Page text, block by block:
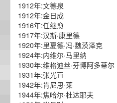
1912年:文德泉
1912年:金日成
1916年:任继愈
1917年:汉斯·康里德
1920年:里夏德·冯·魏茨泽克
1924年:内维尔·马里纳
1930年:维格迪丝·芬博阿多蒂尔
1931年:张光直
1942年:肯尼思·莱
1944年:焦哈尔·杜达耶夫